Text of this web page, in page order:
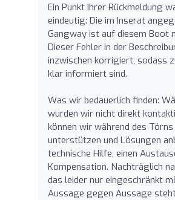
Ein Punkt Ihrer Rückmeldung
eindeutig: Die im Inserat
Gangway ist auf diesem Boot
Dieser Fehler in der
inzwischen korrigiert, sodass
klar informiert sind.
Was wir bedauerlich finden:
wurden wir nicht direkt
können wir während des
unterstützen und Lösungen
technische Hilfe, einen
Kompensation. Nachträglich
das leider nur eingeschränkt
Aussage gegen Aussage